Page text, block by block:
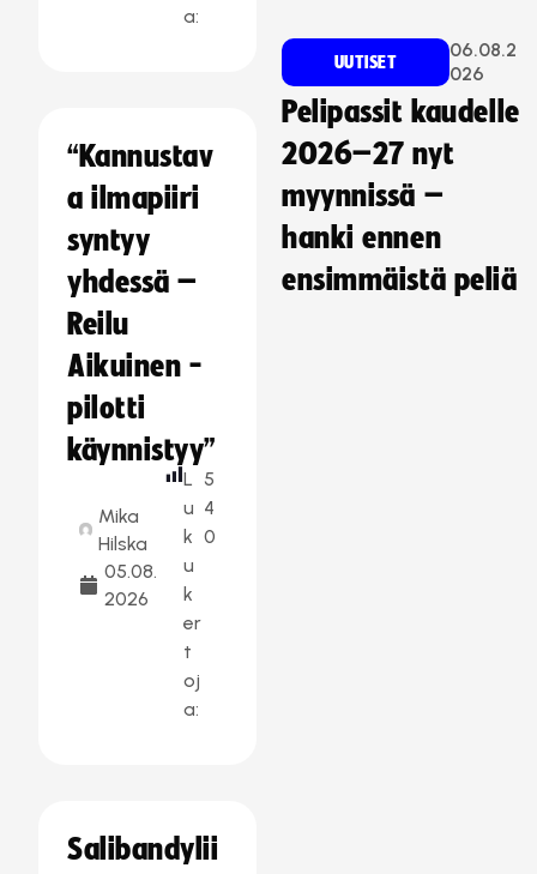
a:
“Kannustav
a ilmapiiri
syntyy
yhdessä –
Reilu
Aikuinen -
pilotti
käynnistyy”
Mika
Hilska
05.08.
2026
L
u
k
u
k
er
t
oj
a:
5
4
0
Salibandylii
UUTISET
06.08.2
026
Pelipassit kaudelle
2026–27 nyt
myynnissä –
hanki ennen
ensimmäistä peliä